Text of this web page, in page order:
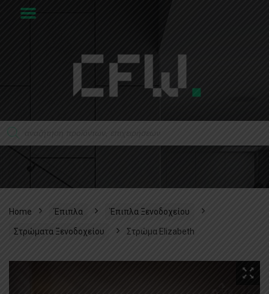
Home Έπιπλα Έπιπλα Ξενοδοχείου
Στρώματα Ξενοδοχείου Στρώμα Elizabeth